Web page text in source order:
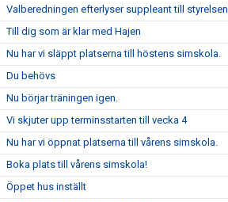
Valberedningen efterlyser suppleant till styrelsen
Till dig som är klar med Hajen
Nu har vi släppt platserna till höstens simskola.
Du behövs
Nu börjar träningen igen.
Vi skjuter upp terminsstarten till vecka 4
Nu har vi öppnat platserna till vårens simskola.
Boka plats till vårens simskola!
Öppet hus inställt